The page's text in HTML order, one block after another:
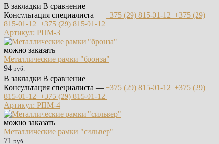
В закладки В сравнение
Консультация специалиста — +375 (29) 815-01-12 +375 (29)
815-01-12 +375 (29) 815-01-12
Артикул: РПМ-3
можно заказать
Металлические рамки "бронза"
94 руб.
В закладки В сравнение
Консультация специалиста — +375 (29) 815-01-12 +375 (29)
815-01-12 +375 (29) 815-01-12
Артикул: РПМ-4
можно заказать
Металлические рамки "сильвер"
71 руб.